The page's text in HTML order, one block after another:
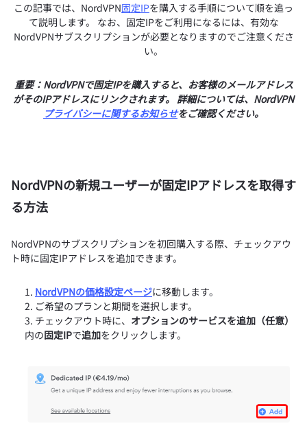
この記事では、NordVPN固定IPを購入する手順について順を追っ
て説明します。 なお、固定IPをご利用になるには、有効な
NordVPNサブスクリプションが必要となりますのでご注意くださ
い。
重要：NordVPNで固定IPを購入すると、お客様のメールアドレス
がそのIPアドレスにリンクされます。 詳細については、NordVPN
プライバシーに関するお知らせをご確認ください。
NordVPNの新規ユーザーが固定IPアドレスを取得す
る方法
NordVPNのサブスクリプションを初回購入する際、チェックアウ
ト時に固定IPアドレスを追加できます。
NordVPNの価格設定ページに移動します。
ご希望のプランと期間を選択します。
チェックアウト時に、 オプションのサービスを追加（任意）
内の固定IPで追加をクリックします。